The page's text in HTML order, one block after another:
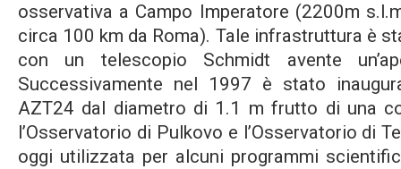
osservativa a Campo Imperatore (2200m
circa 100 km da Roma). Tale infrastruttura è
con un telescopio Schmidt avente
Successivamente nel 1997 è stato
AZT24 dal diametro di 1.1 m frutto di una
l’Osservatorio di Pulkovo e l’Osservatorio di
oggi utilizzata per alcuni programmi